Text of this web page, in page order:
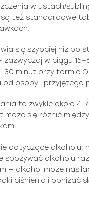
w ustach/
też standardowe
się szybciej niż po
w ciągu
minut przy formie
od osoby i przyjętego
to zwykle około
może się różnić
dotyczące alkoholu:
spożywać alkoholu
— alkohol może
ciśnienia i obniżać